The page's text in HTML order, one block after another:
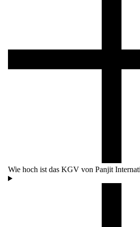
Wie hoch ist das KGV von Panjit